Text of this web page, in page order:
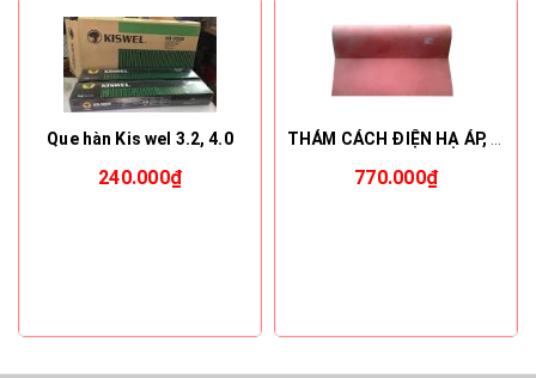
Que hàn Kis wel 3.2, 4.0
240.000₫ 770.000₫